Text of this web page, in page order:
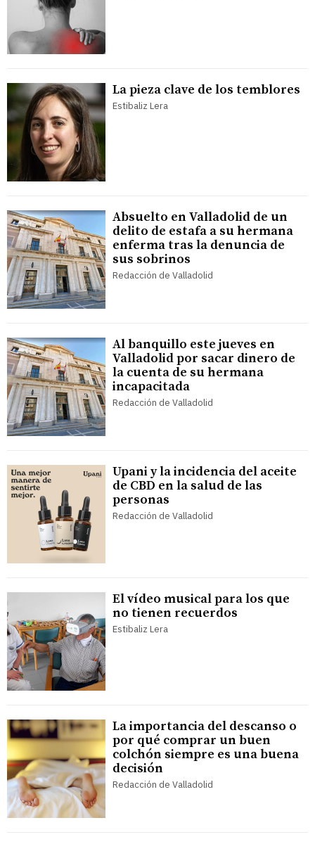
La pieza clave de los temblores
Estibaliz Lera
Absuelto en Valladolid de un
delito de estafa a su hermana
enferma tras la denuncia de
sus sobrinos
Redacción de Valladolid
Al banquillo este jueves en
Valladolid por sacar dinero de
la cuenta de su hermana
incapacitada
Redacción de Valladolid
Upani y la incidencia del aceite
de CBD en la salud de las
personas
Redacción de Valladolid
El vídeo musical para los que
no tienen recuerdos
Estibaliz Lera
La importancia del descanso o
por qué comprar un buen
colchón siempre es una buena
decisión
Redacción de Valladolid